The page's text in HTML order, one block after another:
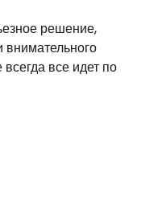
решение,
внимательного
все идет по